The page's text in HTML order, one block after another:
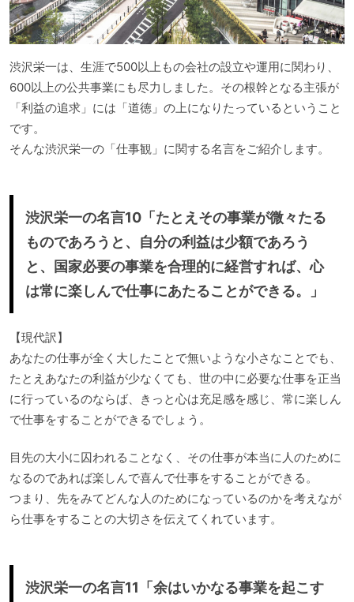
渋沢栄一は、生涯で500以上もの会社の設立や運用に関わり、
600以上の公共事業にも尽力しました。その根幹となる主張が
「利益の追求」には「道徳」の上になりたっているということ
です。
そんな渋沢栄一の「仕事観」に関する名言をご紹介します。
渋沢栄一の名言10「たとえその事業が微々たる
ものであろうと、自分の利益は少額であろう
と、国家必要の事業を合理的に経営すれば、心
は常に楽しんで仕事にあたることができる。」
【現代訳】
あなたの仕事が全く大したことで無いような小さなことでも、
たとえあなたの利益が少なくても、世の中に必要な仕事を正当
に行っているのならば、きっと心は充足感を感じ、常に楽しん
で仕事をすることができるでしょう。
目先の大小に囚われることなく、その仕事が本当に人のために
なるのであれば楽しんで喜んで仕事をすることができる。
つまり、先をみてどんな人のためになっているのかを考えなが
ら仕事をすることの大切さを伝えてくれています。
渋沢栄一の名言11「余はいかなる事業を起こす